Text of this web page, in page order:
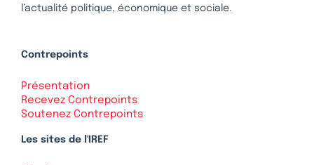
l’actualité politique, économique et sociale.
Contrepoints
Présentation
Recevez Contrepoints
Soutenez Contrepoints
Les sites de l'IREF